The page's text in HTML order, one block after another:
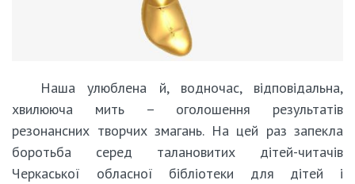
Наша улюблена й, водночас, відповідальна,
хвилююча мить – оголошення результатів
резонансних творчих змагань. На цей раз запекла
боротьба серед талановитих дітей-читачів
Черкаської обласної бібліотеки для дітей і